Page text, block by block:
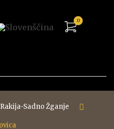
0
Rakija-Sadno Žganje